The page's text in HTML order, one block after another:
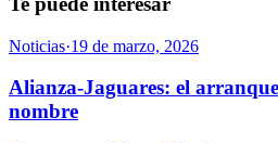
Noticias·19 de marzo, 2026
Alianza-Jaguares: el
nombre